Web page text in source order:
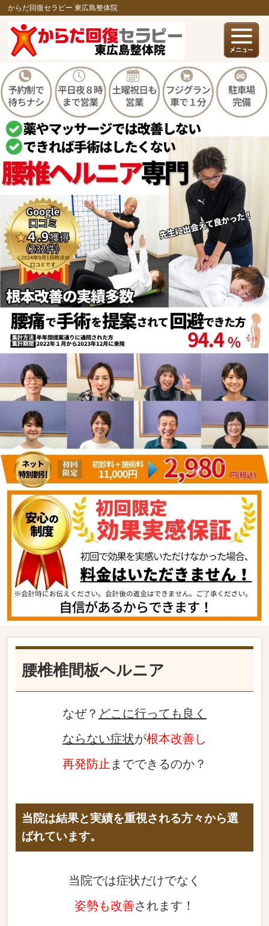
からだ回復セラピー 東広島整体院
腰椎椎間板ヘルニア
なぜ？ どこに行っても良く
ならない症状が根本改善し
再発防止 までできるのか？
当院は結果と実績を重視される方々から選
ばれています。
当院では症状だけでなく
姿勢も改善されます！